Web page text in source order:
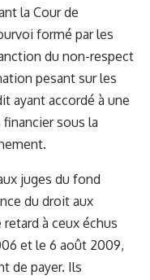
la Cour de
formé par les
du non-respect
pesant sur les
ayant accordé à une
sous la
juges du fond
du droit aux
à ceux échus
et le 6 août 2009,
de payer. Ils